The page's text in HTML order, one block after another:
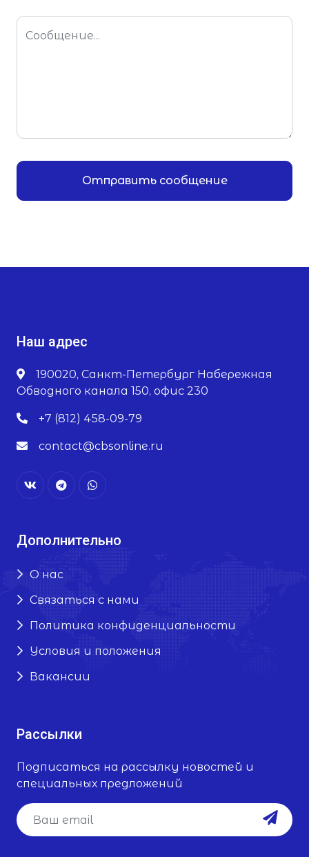
Отправить сообщение
Наш адрес
190020, Санкт-Петербург Набережная
Обводного канала 150, офис 230
+7 (812) 458-09-79
contact@cbsonline.ru
Дополнительно
О нас
Связаться с нами
Политика конфиденциальности
Условия и положения
Вакансии
Рассылки
Подписаться на рассылку новостей и
специальных предложений